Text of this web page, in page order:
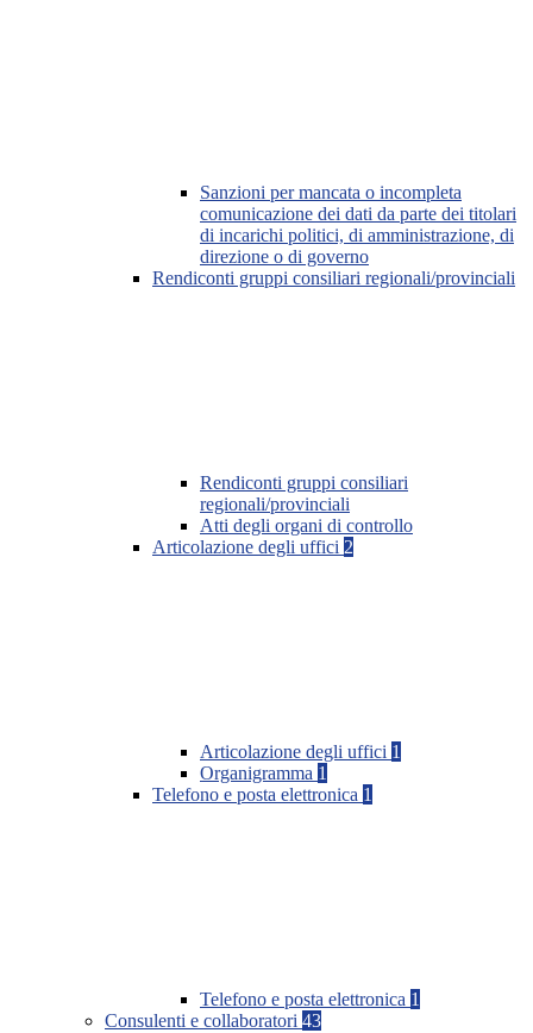
Sanzioni per mancata o incompleta
comunicazione dei dati da parte dei titolari
di incarichi politici, di amministrazione, di
direzione o di governo
Rendiconti gruppi consiliari regionali/provinciali
Rendiconti gruppi consiliari
regionali/provinciali
Atti degli organi di controllo
Articolazione degli uffici 2
Articolazione degli uffici 1
Organigramma 1
Telefono e posta elettronica 1
Telefono e posta elettronica 1
Consulenti e collaboratori 43